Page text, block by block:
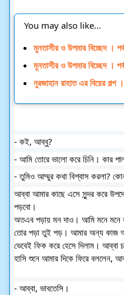
You may also like...
মুনতাসীর ও উপমার বিচ্ছেদ ।
মুনতাসীর ও উপমার বিচ্ছেদ ।
নুরজাহান রাহাত এর বিয়ের গল্প
- কই, আব্বু?
- আমি তোরে ভালো করে চিনি। কার
- তুমিও আম্মুর কথা বিশ্বাস করলা?
আব্বা আমার কাছে এসে সুন্দর করে
পড়বো।
অতএব পড়ায় মন দাও। আমি মনে মনে
তোর পড়া তুই পড়। আমার অন্য কাজ
ভেবেই ফিক করে হেসে দিলাম। আব্বা
হাসি শুনে আমার দিকে ফিরে বললেন,
- আব্বা, ভাবতেসি।